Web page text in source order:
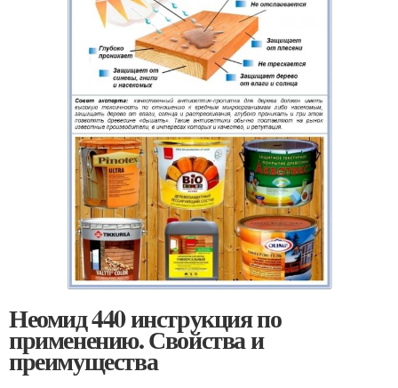
Неомид 440 инструкция по
применению. Свойства и
преимущества